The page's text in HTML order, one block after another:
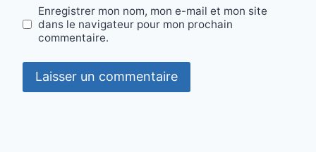
Enregistrer mon nom, mon e-mail et mon site
dans le navigateur pour mon prochain
commentaire.